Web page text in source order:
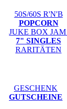
50S/60S R'N'B
POPCORN
JUKE BOX JAM
7" SINGLES
RARITÄTEN
GESCHENK
GUTSCHEINE